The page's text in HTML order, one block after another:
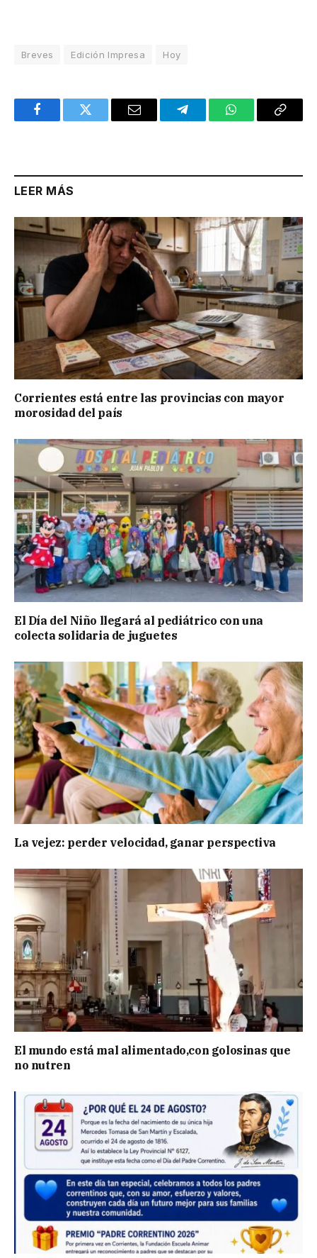
Breves Edición Impresa Hoy
FacebookTwitter Email TelegramWhatsAppCopy
LEER MÁS
Corrientes está entre las provincias con mayor
morosidad del país
El Día del Niño llegará al pediátrico con una
colecta solidaria de juguetes
La vejez: perder velocidad, ganar perspectiva
El mundo está mal alimentado,con golosinas que
no nutren